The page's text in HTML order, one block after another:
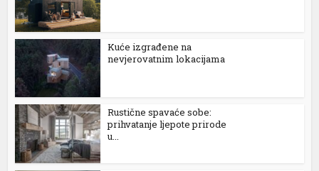
Kuće izgrađene na
nevjerovatnim lokacijama
Rustične spavaće sobe:
prihvatanje ljepote prirode
u...